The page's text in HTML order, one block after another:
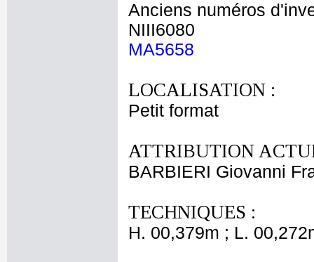
Anciens numéros
NIII6080
MA5658
LOCALISATION :
Petit format
ATTRIBUTION
BARBIERI Giovanni
TECHNIQUES :
H. 00,379m ; L.